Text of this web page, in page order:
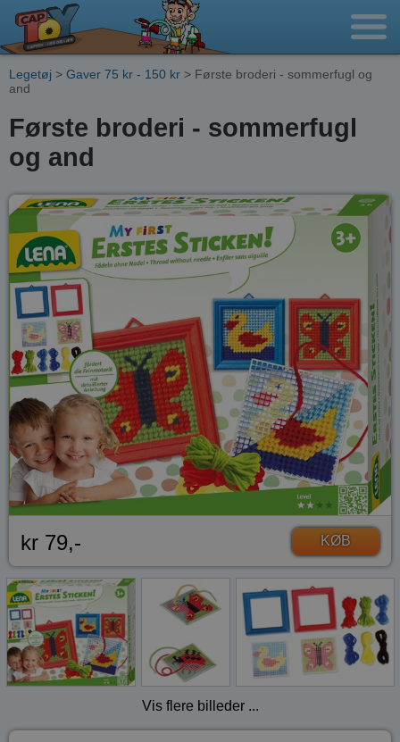
Legetøj > Gaver 75 kr - 150 kr > Første broderi - sommerfugl og
and
Første broderi - sommerfugl
og and
kr 79,- KØB
Vis flere billeder ...